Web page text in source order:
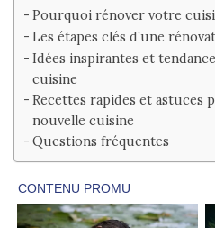
Pourquoi rénover votre
Les étapes clés d’une
Idées inspirantes et
cuisine
Recettes rapides et
nouvelle cuisine
Questions fréquentes